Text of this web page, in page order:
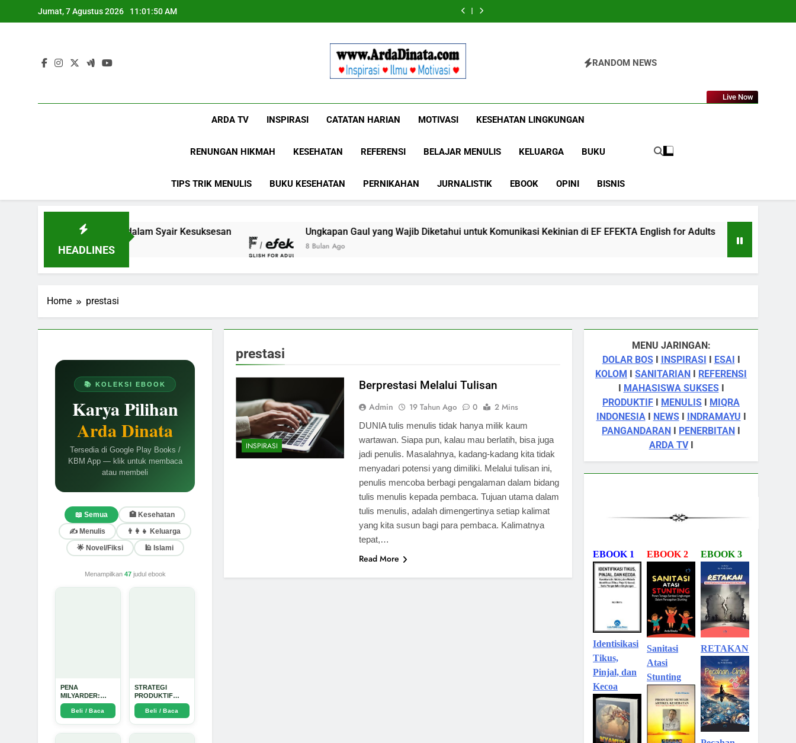
to
Jumat, 7 Agustus 2026 11:01:51 AM
Kekinian
di
EF
EFEKTA
Adults
Wajib
Diketahui
Kekinian
di
EF
EFEKTA
Adults
BERDAYA
Www.ArdaDinata.com
RANDOM NEWS
Live Now
ARDA TV INSPIRASI CATATAN HARIAN MOTIVASI KESEHATAN LINGKUNGAN
RENUNGAN HIKMAH KESEHATAN REFERENSI BELAJAR MENULIS KELUARGA BUKU
TIPS TRIK MENULIS BUKU KESEHATAN PERNIKAHAN JURNALISTIK EBOOK OPINI BISNIS
HEADLINES
Hidup dalam Syair Kesuksesan Ungkapan Gaul yang Wajib Diketahui untuk Komunikasi Kekinian di EF EFEKTA English for Adults
8 Bulan Ago
LABKESMAS
1 Tahun Ago
Home prestasi
📚 KOLEKSI EBOOK
Karya Pilihan
Arda Dinata
Tersedia di Google Play Books /
KBM App — klik untuk membaca
atau membeli
📖 Semua
🏥 Kesehatan
✍️ Menulis
👨‍👩‍👧 Keluarga
🌟 Novel/Fiksi
🕌 Islami
Menampilkan 47judul ebook
PENA
MILYARDER:
Kisah, Rahasia
Sukses, dan
Panduan Menjadi
Beli / Baca
STRATEGI
PRODUKTIF
MENULIS
UPDATE - Arda
Dinata
Beli / Baca
prestasi
INSPIRASI
Berprestasi Melalui Tulisan
Admin 19 Tahun Ago 0 2 Mins
DUNIA tulis menulis tidak hanya milik kaum
wartawan. Siapa pun, kalau mau berlatih, bisa juga
jadi penulis. Masalahnya, kadang-kadang kita tidak
menyadari potensi yang dimiliki. Melalui tulisan ini,
penulis mencoba berbagi pengalaman dalam bidang
tulis menulis kepada pembaca. Tujuan utama dalam
tulis menulis, adalah dimengertinya setiap kalimat
yang kita susun bagi para pembaca. Kalimatnya
tepat,…
Read More
MENU JARINGAN:
DOLAR BOSI INSPIRASI I ESAI I
KOLOM I SANITARIAN I REFERENSI
I MAHASISWA SUKSESI
PRODUKTIF I MENULIS I MIQRA
INDONESIAI NEWSI INDRAMAYU I
PANGANDARAN I PENERBITAN I
ARDA TVI
EBOOK 1
Identisikasi
Tikus,
Pinjal, dan
Kecoa
EBOOK 2
Sanitasi
Atasi
Stunting
EBOOK 3
RETAKAN